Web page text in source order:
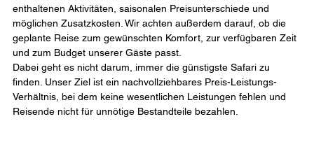
enthaltenen Aktivitäten, saisonalen Preisunterschiede und
möglichen Zusatzkosten. Wir achten außerdem darauf, ob die
geplante Reise zum gewünschten Komfort, zur verfügbaren Zeit
und zum Budget unserer Gäste passt.
Dabei geht es nicht darum, immer die günstigste Safari zu
finden. Unser Ziel ist ein nachvollziehbares Preis-Leistungs-
Verhältnis, bei dem keine wesentlichen Leistungen fehlen und
Reisende nicht für unnötige Bestandteile bezahlen.